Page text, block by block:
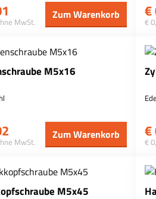
MwSt.
Zum Warenkorb €
€
M5x16
MwSt.
Zum Warenkorb €
€
M5x45